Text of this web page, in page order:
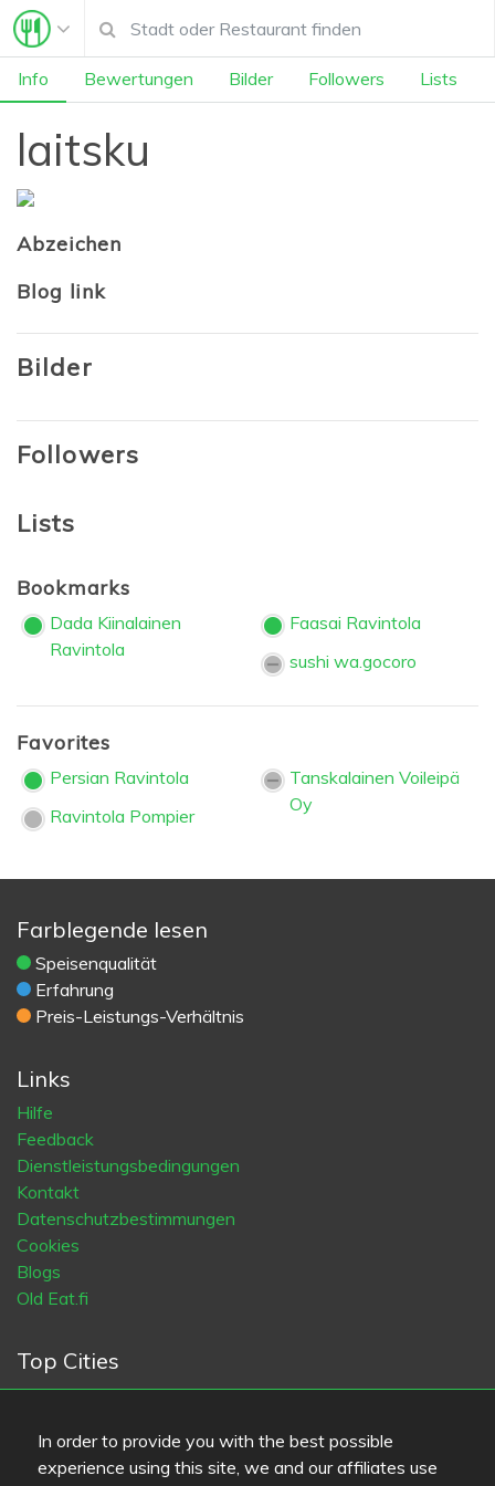
In order to provide you with the best possible
experience using this site, we and our affiliates use
Info Bewertungen Bilder Followers Lists
laitsku
Abzeichen
Blog link
Bilder
Followers
Lists
Bookmarks
Dada Kiinalainen
Ravintola
Faasai Ravintola
sushi wa.gocoro
Favorites
Persian Ravintola
Ravintola Pompier
Tanskalainen Voileipä
Oy
Farblegende lesen
Speisenqualität
Erfahrung
Preis-Leistungs-Verhältnis
Links
Hilfe
Feedback
Dienstleistungsbedingungen
Kontakt
Datenschutzbestimmungen
Cookies
Blogs
Old Eat.fi
Top Cities
Helsinki München Köln Tampere Turku Espoo
Hämeenlinna Rovaniemi Vaasa Porvoo Seinäjoki
Kotka
Mikkeli